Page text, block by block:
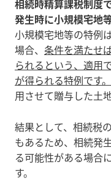
相続時精算課税制度
発生時に小規模宅地
小規模宅地等の特例
場合、 条件を満たせ
られるという、適用
が得られる特例です。
用させて贈与した土
結果として、相続税
もあるため、相続発
る可能性がある場合
す。